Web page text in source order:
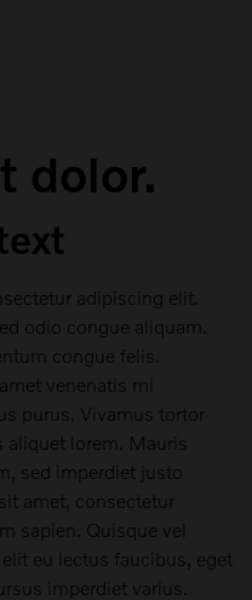
dolor.
adipiscing elit.
odio congue aliquam.
congue felis.
venenatis mi
purus. Vivamus tortor
aliquet lorem. Mauris
sed imperdiet justo
amet, consectetur
sapien. Quisque vel
eu lectus faucibus, eget
imperdiet varius.